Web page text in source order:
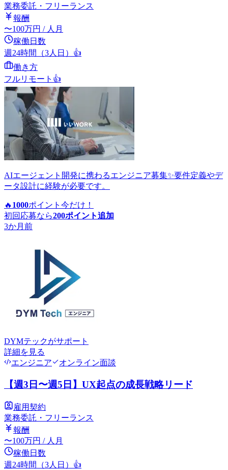
業務委託・フリーランス
報酬
〜100万円 / 人月
稼働日数
週24時間（3人日） 👍
働き方
フルリモート 👍
AIエージェント開発に携わるエンジニア募集✨要件定義やデ
ータ設計に経験が必要です。
🔥 1000ポイント 今だけ！
初回応募なら200ポイント追加
3か月前
DYMテックがサポート
詳細を見る
エンジニア
オンライン面談
【週3日〜週5日】UX起点の成長戦略リード
雇用契約
業務委託・フリーランス
報酬
〜100万円 / 人月
稼働日数
週24時間（3人日） 👍